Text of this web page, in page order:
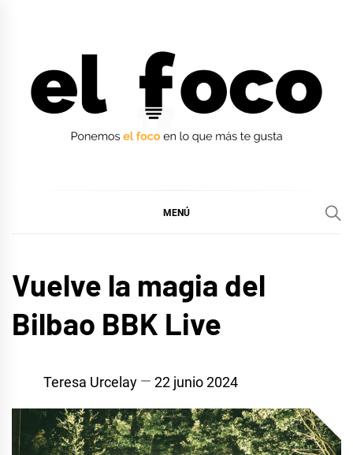
MENÚ
Vuelve la magia del
Bilbao BBK Live
Teresa Urcelay 22 junio 2024